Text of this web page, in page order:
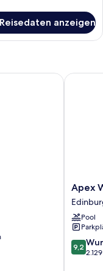
anzeigen
Apex
Place
Hotel
Apex
Pool
9.2
von
9,2
Apex